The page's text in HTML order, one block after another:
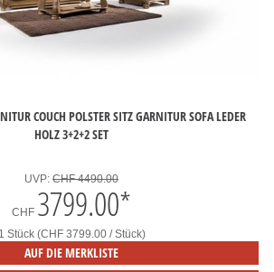
COUCH POLSTER SITZ GARNITUR SOFA LEDER
HOLZ 3+2+2 SET
UVP: CHF 4490.00
CHF 3799.00*
1 Stück (CHF 3799.00 / Stück)
AUF DIE MERKLISTE